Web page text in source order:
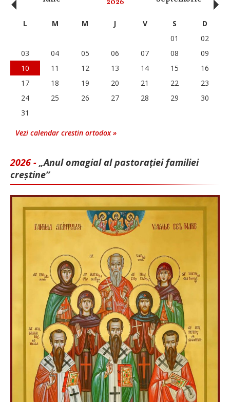
L M M J V S
D
01
02
03
04 05 06 07 08
09
10
11 12 13 14 15
16
17
18 19 20 21 22
23
24
25 26 27 28 29
30
31
Vezi calendar crestin ortodox »
2026 - „Anul omagial al pastorației familiei
creștine”